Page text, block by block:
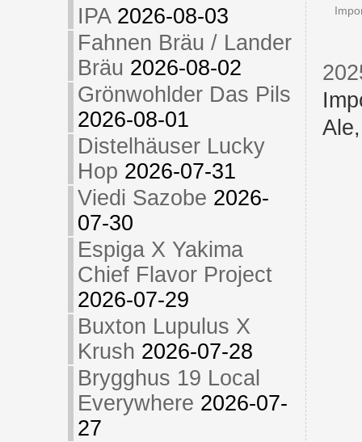
IPA 2026-08-03
Fahnen Bräu / Lander
Bräu 2026-08-02
Grönwohlder Das Pils
2026-08-01
Distelhäuser Lucky
Hop 2026-07-31
Viedi Sazobe 2026-
07-30
Espiga X Yakima
Chief Flavor Project
2026-07-29
Buxton Lupulus X
Krush 2026-07-28
Brygghus 19 Local
Everywhere 2026-07-
27